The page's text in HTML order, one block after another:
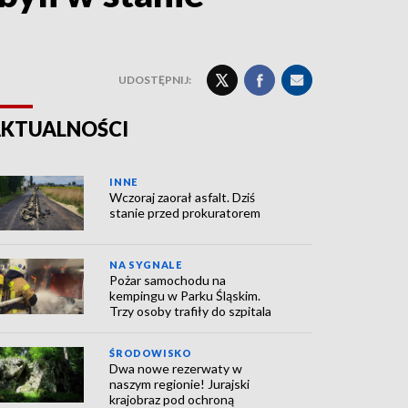
UDOSTĘPNIJ:
INNE
Wczoraj zaorał asfalt. Dziś
stanie przed prokuratorem
NA SYGNALE
Pożar samochodu na
kempingu w Parku Śląskim.
Trzy osoby trafiły do szpitala
ŚRODOWISKO
Dwa nowe rezerwaty w
naszym regionie! Jurajski
krajobraz pod ochroną